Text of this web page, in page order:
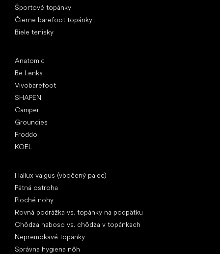
Športové topánky
Čierne barefoot topánky
Biele tenisky
Anatomic
Be Lenka
Vivobarefoot
SHAPEN
Camper
Groundies
Froddo
KOEL
Hallux valgus (vbočený palec)
Pätná ostroha
Ploché nohy
Rovná podrážka vs. topánky na podpätku
Chôdza naboso vs. chôdza v topánkach
Nepremokavé topánky
Správna hygiena nôh